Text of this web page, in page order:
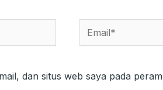
Email*
dan situs web saya pada